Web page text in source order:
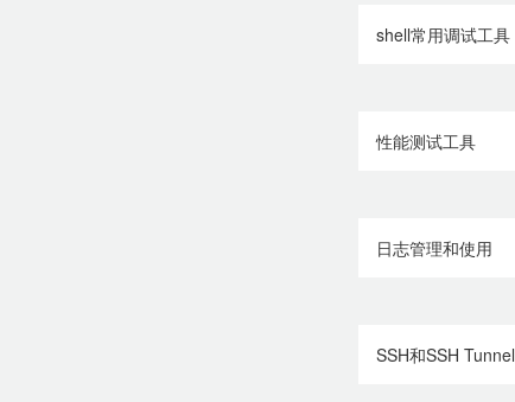
shell常用调试工具
性能测试工具
日志管理和使用
SSH和SSH Tunnel